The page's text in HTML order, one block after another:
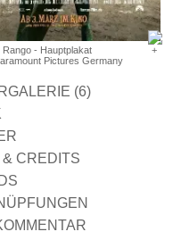
Rango - Hauptplakat
Pictures Germany
(6)
& CREDITS